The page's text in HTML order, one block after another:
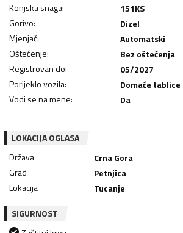
Konjska snaga: 151KS
Gorivo:
Dizel
Mjenjač:
Automatski
Oštećenje:
Bez oštećenja
Registrovan do:
05/2027
Porijeklo vozila:
Domaće tablice
Vodi se na mene: Da
LOKACIJA OGLASA
Država
Crna Gora
Grad
Petnjica
Lokacija
Tucanje
SIGURNOST